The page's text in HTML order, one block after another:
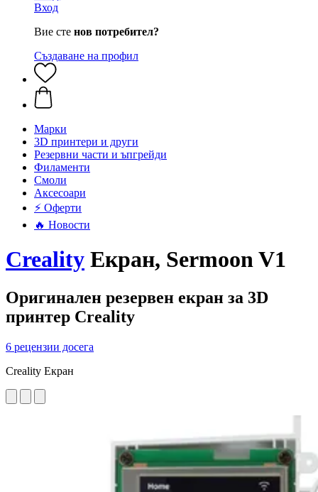
Вход
Вие сте нов потребител?
Създаване на профил
Mарки
3D принтери и други
Резервни части и ъпгрейди
Филаменти
Смоли
Аксесоари
⚡ Оферти
🔥 Новости
Creality Екран, Sermoon V1
Оригинален резервен екран за 3D
принтер Creality
6 рецензии досега
Creality Екран